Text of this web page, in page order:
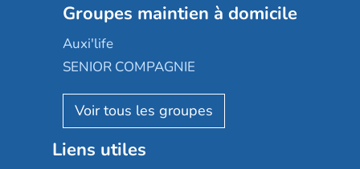
Les jardins d'Arcadie
Occitalia
Appartseniors
Reseda
Stella management
Les villages d'or
Groupe SOS
Le Noble Âge
Almage
Résidalya
Groupe aplus
Groupes maintien à domicile
Auxi'life
SENIOR COMPAGNIE
AGE D'OR Services
Liens utiles